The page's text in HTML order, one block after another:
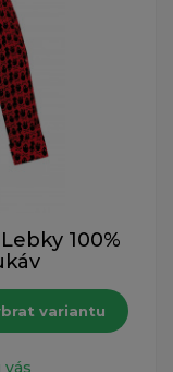
100%
variantu
vás